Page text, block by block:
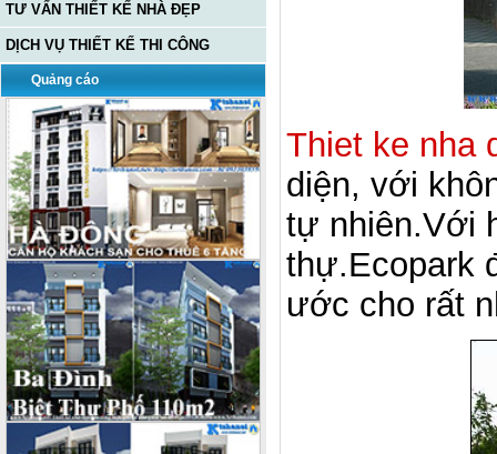
TƯ VẤN THIẾT KẾ NHÀ ĐẸP
DỊCH VỤ THIẾT KẾ THI CÔNG
Quảng cáo
Thiet ke nha
diện, với
tự nhiên.Với
thự.Ecopark
ước cho rất